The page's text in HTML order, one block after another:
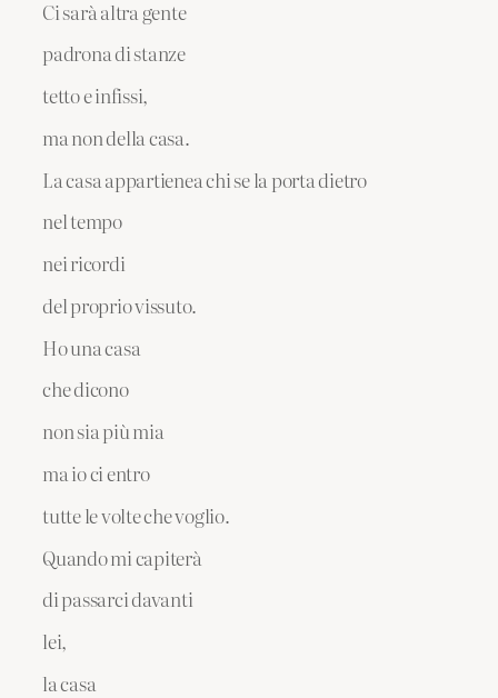
Ci sarà altra gente
padrona di stanze
tetto e infissi,
ma non della casa.
La casa appartienea chi se la porta dietro
nel tempo
nei ricordi
del proprio vissuto.
Ho una casa
che dicono
non sia più mia
ma io ci entro
tutte le volte che voglio.
Quando mi capiterà
di passarci davanti
lei,
la casa